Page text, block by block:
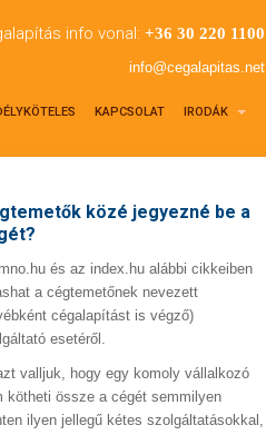
info vonal: +36 30 220 1100
info@cegalapitas.net
KAPCSOLAT IRODÁK
közé jegyezné be a
és az index.hu alábbi cikkeiben
a cégtemetőnek nevezett
cégalapítást is végző)
esetéről.
valljuk, hogy egy komoly vállalkozó
kötheti össze a cégét semmilyen
ilyen jellegű kétes szolgáltatásokkal,